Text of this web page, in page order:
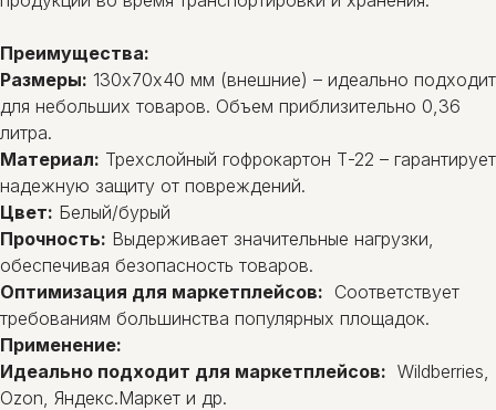
Преимущества:
Размеры: 130х70х40 мм (внешние) – идеально подходит
для небольших товаров. Объем приблизительно 0,36
литра.
Материал: Трехслойный гофрокартон Т-22 – гарантирует
надежную защиту от повреждений.
Цвет: Белый/бурый
Прочность: Выдерживает значительные нагрузки,
обеспечивая безопасность товаров.
Оптимизация для маркетплейсов: Соответствует
требованиям большинства популярных площадок.
Применение:
Идеально подходит для маркетплейсов: Wildberries,
Ozon, Яндекс.Маркет и др.